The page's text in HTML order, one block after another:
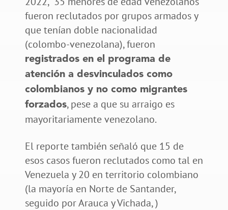
fueron reclutados por grupos armados y
que tenían doble nacionalidad
(colombo-venezolana), fueron
registrados en el programa de
atención a desvinculados como
colombianos y no como migrantes
forzados, pese a que su arraigo es
mayoritariamente venezolano.
El reporte también señaló que 15 de
esos casos fueron reclutados como tal en
Venezuela y 20 en territorio colombiano
(la mayoría en Norte de Santander,
seguido por Arauca y Vichada, )